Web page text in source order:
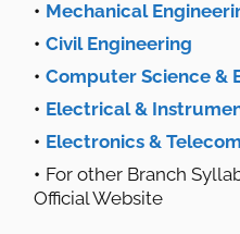
Mechanical
Civil Engineering
Computer Science &
Electrical &
Electronics &
For other Branch
Official Website